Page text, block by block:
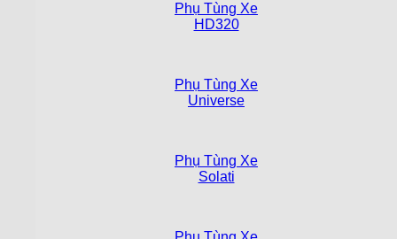
Phụ Tùng Xe
HD320
Phụ Tùng Xe
Universe
Phụ Tùng Xe
Solati